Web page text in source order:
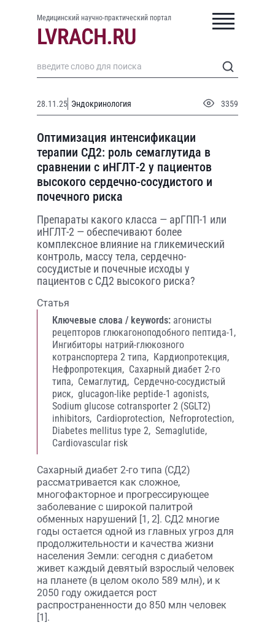
Медицинский научно-практический портал
28.11.25 Эндокринология 3359
Оптимизация интенсификации
терапии СД2: роль семаглутида в
сравнении с иНГЛТ-2 у пациентов
высокого сердечно-сосудистого и
почечного риска
Препараты какого класса — арГПП-1 или
иНГЛТ-2 — обеспечивают более
комплексное влияние на гликемический
контроль, массу тела, сердечно-
сосудистые и почечные исходы у
пациентов с СД2 высокого риска?
Статья
Ключевые слова / keywords: агонисты
рецепторов глюкагоноподобного пептида-1,
Ингибиторы натрий-глюкозного
котранспортера 2 типа, Кардиопротекция,
Нефропротекция, Сахарный диабет 2-го
типа, Семаглутид, Сердечно-сосудистый
риск, glucagon-like peptide-1 agonists,
Sodium glucose cotransporter 2 (SGLT2)
inhibitors, Cardioprotection, Nefroprotection,
Diabetes mellitus type 2, Semaglutide,
Cardiovascular risk
Сахарный диабет 2-го типа (СД2)
рассматривается как сложное,
многофакторное и прогрессирующее
заболевание с широкой палитрой
обменных нарушений [1, 2]. СД2 многие
годы остается одной из главных угроз для
продолжительности и качества жизни
населения Земли: сегодня с диабетом
живет каждый девятый взрослый человек
на планете (в целом около 589 млн), и к
2050 году ожидается рост
распространенности до 850 млн человек
[1].